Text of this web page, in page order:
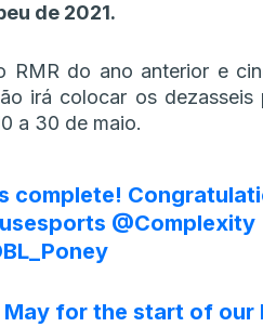
de 2021.
RMR do ano anterior e
irá colocar os dezasseis
a 30 de maio.
complete!
@Complexity
for the start of our